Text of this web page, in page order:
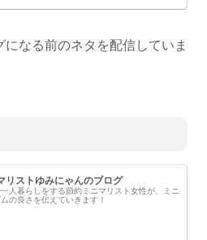
なる前のネタを配信していま
リストゆみにゃんのブログ
人暮らしをする節約ミニマリスト女性が、ミニ
の良さを伝えていきます！